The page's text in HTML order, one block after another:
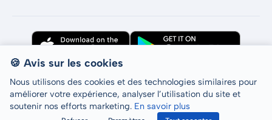
Tous droits réservés © LCP GmbH 2026
🍪 Avis sur les cookies
Nous utilisons des cookies et des technologies similaires pour
améliorer votre expérience, analyser l’utilisation du site et
soutenir nos efforts marketing. En savoir plus